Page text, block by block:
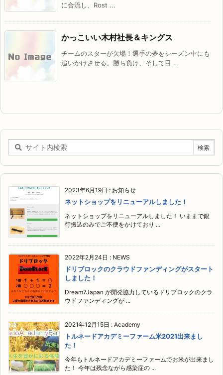
に合流し、Rost ...
かっこいい木村社長＆キングス
チームのスターが欠場！選手の夢をシーズン中にも
追いかけさせる。勝ち負け、そして目 ...
2023年6月19日 : お知らせ
ネットショップをリニューアルしました！
ネットショップをリニューアルしました！ いままで銀
行振込のみでご不便をかけており ...
2022年2月24日 : NEWS
ドリブロックのクラウドファンディングがスタート
しました！
Dream7Japan が開発協力しているドリブロックのクラ
ウドファンディングが ...
2021年12月15日 : Academy
トルネードアカデミーファーム米2021出来まし
た！
今年もトルネードアカデミーファームでお米が出来まし
た！ 今年は残念ながら感染症の ...